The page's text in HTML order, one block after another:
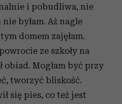
i pobudliwa, nie
byłam. Aż nagle
domem zajęłam.
ze szkoły na
obiad. Mogłam być przy
tworzyć bliskość.
się pies, co też jest